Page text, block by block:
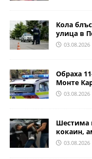
Кола
улица в
03.08.2026
Обраха
Монте
03.08.2026
Шестима
кокаин,
03.08.2026